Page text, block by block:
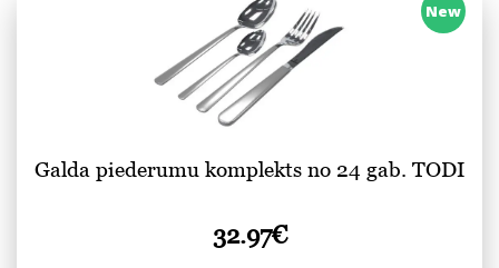
New
Galda piederumu komplekts no 24 gab. TODI
32.97€